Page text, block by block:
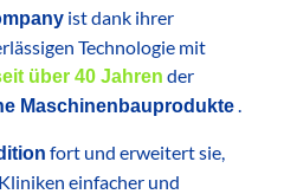
ist dank ihrer
Technologie mit
über 40 Jahren der
Maschinenbauprodukte.
fort und erweitert sie,
einfacher und